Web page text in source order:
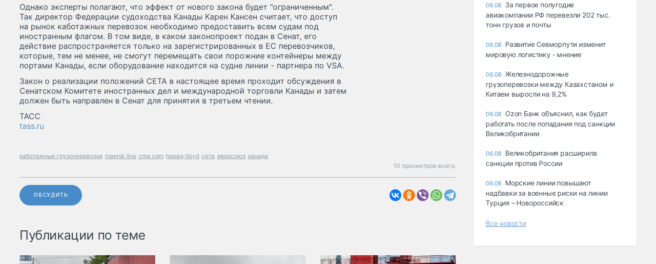
Однако эксперты полагают, что эффект от нового закона будет "ограниченным".
Так директор Федерации судоходства Канады Карен Кансен считает, что доступ
на рынок каботажных перевозок необходимо предоставить всем судам под
иностранным флагом. В том виде, в каком законопроект подан в Сенат, его
действие распространяется только на зарегистрированных в ЕС перевозчиков,
которые, тем не менее, не смогут перемещать свои порожние контейнеры между
портами Канады, если оборудование находится на судне линии - партнера по VSA.
Закон о реализации положений СЕТА в настоящее время проходит обсуждения в
Сенатском Комитете иностранных дел и международной торговли Канады и затем
должен быть направлен в Сенат для принятия в третьем чтении.
ТАСС
tass.ru
каботажные грузоперевозки maersk line cma cgm hapag-lloyd сета евросоюз канада
10 просмотров всего.
ОБСУДИТЬ
Публикации по теме
06.08 За первое полугодие
авиакомпании РФ перевезли 202 тыс.
тонн грузов и почты
06.08 Развитие Севморпути изменит
мировую логистику - мнение
06.08 Железнодорожные
грузоперевозки между Казахстаном и
Китаем выросли на 9,2%
06.08 Ozon Банк объяснил, как будет
работать после попадания под санкции
Великобритании
06.08 Великобритания расширила
санкции против России
06.08 Морские линии повышают
надбавки за военные риски на линии
Турция – Новороссийск
Все новости